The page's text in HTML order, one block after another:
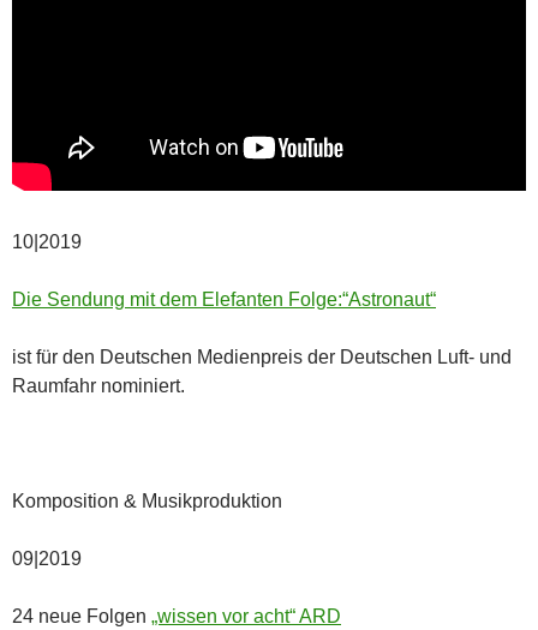
10|2019
Die Sendung mit dem Elefanten Folge:“Astronaut“
ist für den Deutschen Medienpreis der Deutschen Luft- und
Raumfahr nominiert.
Komposition & Musikproduktion
09|2019
24 neue Folgen „wissen vor acht“ ARD